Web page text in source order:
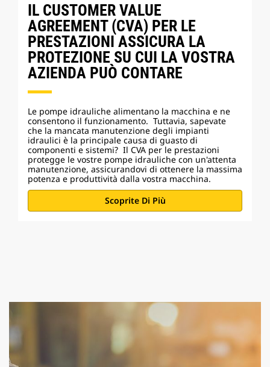
IL CUSTOMER VALUE
AGREEMENT (CVA) PER LE
PRESTAZIONI ASSICURA LA
PROTEZIONE SU CUI LA VOSTRA
AZIENDA PUÒ CONTARE
Le pompe idrauliche alimentano la macchina e ne
consentono il funzionamento. Tuttavia, sapevate
che la mancata manutenzione degli impianti
idraulici è la principale causa di guasto di
componenti e sistemi? Il CVA per le prestazioni
protegge le vostre pompe idrauliche con un'attenta
manutenzione, assicurandovi di ottenere la massima
potenza e produttività dalla vostra macchina.
Scoprite Di Più